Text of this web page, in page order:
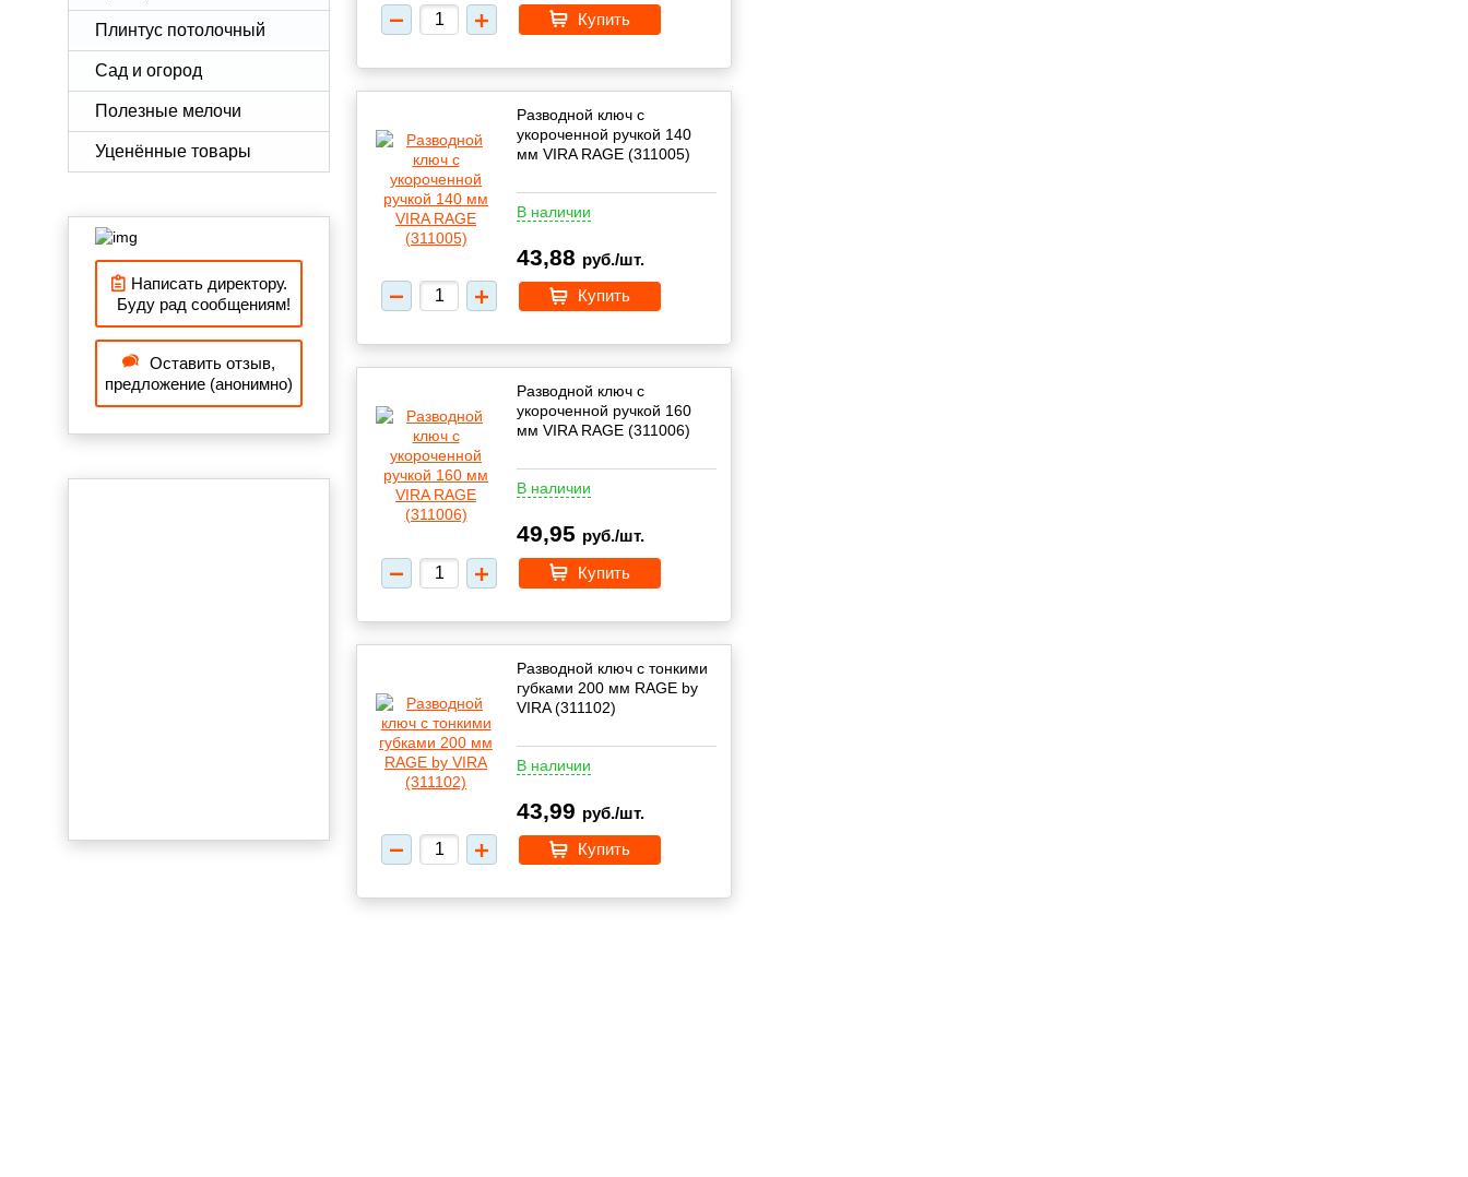
Плинтус потолочный
Сад и огород
Полезные мелочи
Уценённые товары
Написать директору.
Буду рад сообщениям!
Оставить отзыв,
предложение (анонимно)
Купить
Разводной ключ с
укороченной ручкой 140
мм VIRA RAGE (311005)
В наличии
43,88 руб./шт.
Купить
Разводной ключ с
укороченной ручкой 160
мм VIRA RAGE (311006)
В наличии
49,95 руб./шт.
Купить
Разводной ключ с тонкими
губками 200 мм RAGE by
VIRA (311102)
В наличии
43,99 руб./шт.
Купить